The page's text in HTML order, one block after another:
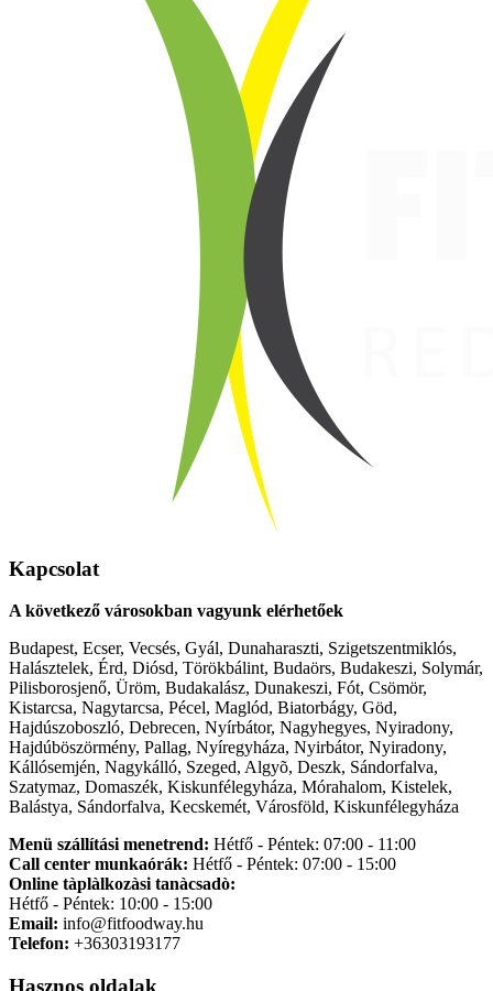
Kapcsolat
A következő városokban vagyunk elérhetőek
Budapest, Ecser, Vecsés, Gyál, Dunaharaszti, Szigetszentmiklós,
Halásztelek, Érd, Diósd, Törökbálint, Budaörs, Budakeszi, Solymár,
Pilisborosjenő, Üröm, Budakalász, Dunakeszi, Fót, Csömör,
Kistarcsa, Nagytarcsa, Pécel, Maglód, Biatorbágy, Göd,
Hajdúszoboszló, Debrecen, Nyírbátor, Nagyhegyes, Nyiradony,
Hajdúböszörmény, Pallag, Nyíregyháza, Nyirbátor, Nyiradony,
Kállósemjén, Nagykálló, Szeged, Algyõ, Deszk, Sándorfalva,
Szatymaz, Domaszék, Kiskunfélegyháza, Mórahalom, Kistelek,
Balástya, Sándorfalva, Kecskemét, Városföld, Kiskunfélegyháza
Menü szállítási menetrend: Hétfő - Péntek: 07:00 - 11:00
Call center munkaórák: Hétfő - Péntek: 07:00 - 15:00
Online tàplàlkozàsi tanàcsadò:
Hétfő - Péntek: 10:00 - 15:00
Email: info@fitfoodway.hu
Telefon: +36303193177
Hasznos oldalak